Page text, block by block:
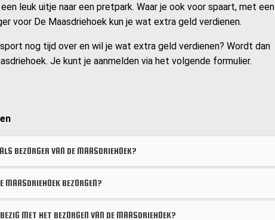
leuk uitje naar een pretpark. Waar je ook voor spaart, met een
voor De Maasdriehoek kun je wat extra geld verdienen.
nog tijd over en wil je wat extra geld verdienen? Wordt dan
Je kunt je aanmelden via het volgende formulier.
BEZORGER VAN DE MAASDRIEHOEK?
MAASDRIEHOEK BEZORGEN?
MET HET BEZORGEN VAN DE MAASDRIEHOEK?